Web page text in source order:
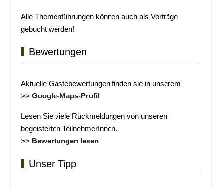
Alle Themenführungen können auch als Vorträge
gebucht werden!
Bewertungen
Aktuelle Gästebewertungen finden sie in unserem
>> Google-Maps-Profil
Lesen Sie viele Rückmeldungen von unseren
begeisterten TeilnehmerInnen.
>> Bewertungen lesen
Unser Tipp